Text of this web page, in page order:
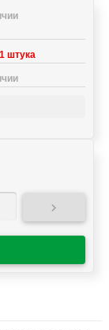
штука
